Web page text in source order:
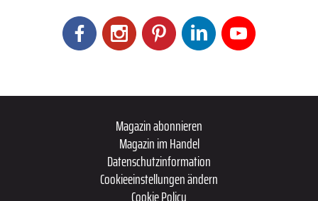
Magazin abonnieren
Magazin im Handel
Datenschutzinformation
Cookieeinstellungen ändern
Cookie Policy